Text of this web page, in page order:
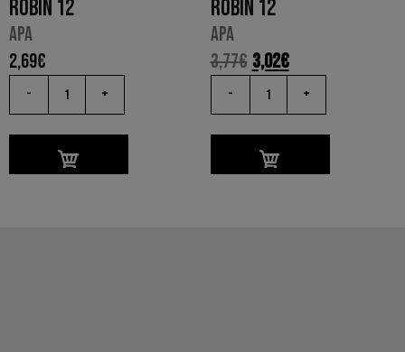
ROBIN 12
APA
2,69€
- +
ROBIN 12
APA
3,77€ 3,02€
- +